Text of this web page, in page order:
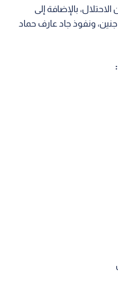
بالإضافة إلى
ونفوذ جاد عارف حماد